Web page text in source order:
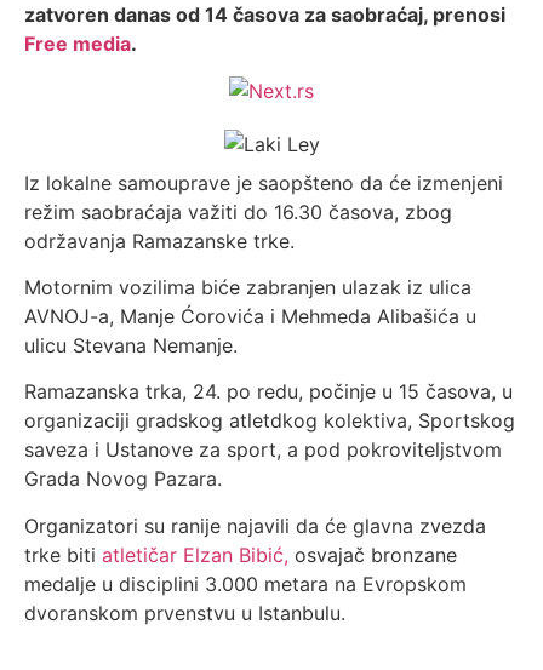
zatvoren danas od 14 časova za saobraćaj, prenosi
Free media.
Iz lokalne samouprave je saopšteno da će izmenjeni
režim saobraćaja važiti do 16.30 časova, zbog
održavanja Ramazanske trke.
Motornim vozilima biće zabranjen ulazak iz ulica
AVNOJ-a, Manje Ćorovića i Mehmeda Alibašića u
ulicu Stevana Nemanje.
Ramazanska trka, 24. po redu, počinje u 15 časova, u
organizaciji gradskog atletdkog kolektiva, Sportskog
saveza i Ustanove za sport, a pod pokroviteljstvom
Grada Novog Pazara.
Organizatori su ranije najavili da će glavna zvezda
trke biti atletičar Elzan Bibić, osvajač bronzane
medalje u disciplini 3.000 metara na Evropskom
dvoranskom prvenstvu u Istanbulu.